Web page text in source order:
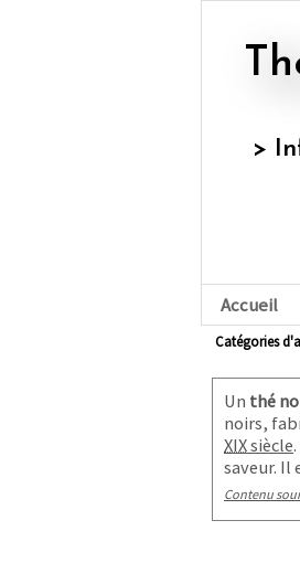
>
Accueil
Catégories
Un thé
noirs,
XIXsiècle
saveur. Il
Contenu